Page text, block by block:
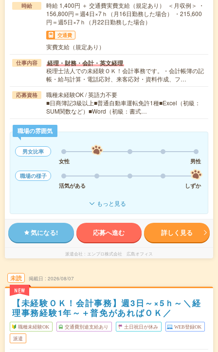
時給
時給 1,400円 ＋ 交通費実費支給（規定あり） ＜月収例＞ ・
156,800円＝週4日×7ｈ（月16日勤務した場合） ・215,600
円＝週5日×7ｈ（月22日勤務した場合）
交通費
実費支給（規定あり）
仕事内容 経理・財務・会計・英文経理
税理士法人での未経験ＯＫ！会計事務です。・会計帳簿の記
帳・給与計算・電話応対、来客応対・資料作成、フ…
応募資格
職種未経験OK / 英語力不要
■日商簿記3級以上■普通自動車運転免許1種■Excel（初級：
SUM関数など）■Word（初級：書式…
職場の雰囲気
男女比率
女性
男性
職場の様子
活気がある
しずか
もっと見る
気になる! 応募へ進む 詳しく見る
派遣会社 エンプロ株式会社 広島オフィス
未読
NEW
掲載日 2026/08/07
【未経験ＯＫ！会計事務】週3日～×5ｈ～＼経
理事務経験1年～＋普免があればＯＫ／
職種未経験OK 交通費別途支給あり 土日祝日が休み WEB登録OK
派遣